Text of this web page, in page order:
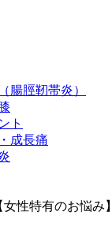
腸脛靭帯炎）
ト
成長痛
性特有のお悩み】